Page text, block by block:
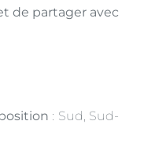
de partager avec
Sud, Sud-